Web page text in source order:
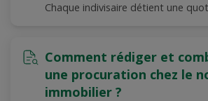
Chaque indivisaire détient une
Comment rédiger et
une procuration chez le
immobilier ?